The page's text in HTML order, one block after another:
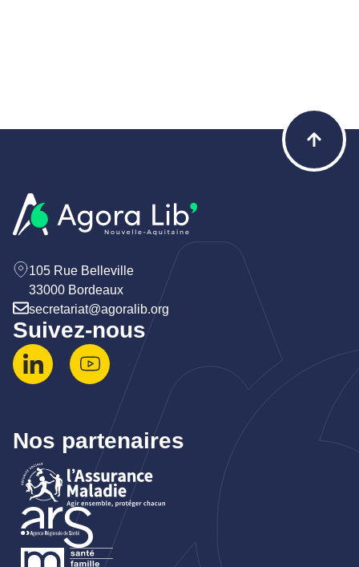
105 Rue Belleville
33000 Bordeaux
secretariat@agoralib.org
Suivez-nous
Nos partenaires